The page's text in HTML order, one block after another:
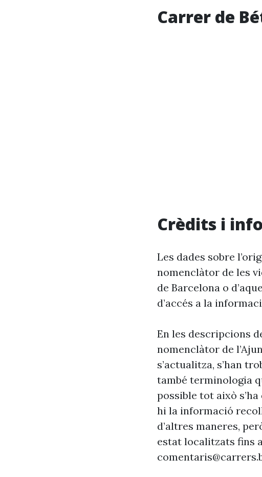
Carrer de
Crèdits i
Les dades sobre
nomenclàtor de les
de Barcelona o
d’accés a la
En les descripcions
nomenclàtor de
s’actualitza, s’han
també terminologia
possible tot això
hi la informació
d’altres maneres,
estat localitzats fins